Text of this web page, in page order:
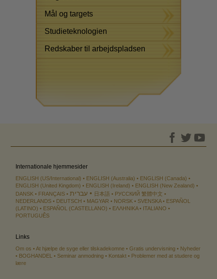
Mål og targets
Studieteknologien
Redskaber til arbejdspladsen
Internationale hjemmesider
ENGLISH (US/International) ENGLISH (Australia)
ENGLISH (Canada)
ENGLISH (United Kingdom)
ENGLISH (Ireland)
ENGLISH (New Zealand)
DANSK
FRANÇAIS עברית 日本語 РУССКИЙ 繁體中文
NEDERLANDS
DEUTSCH MAGYAR NORSK SVENSKA
ESPAÑOL
(LATINO)
ESPAÑOL (CASTELLANO) ΕΛΛΗΝΙΚA
ITALIANO
PORTUGUÊS
Links
Om os At hjælpe de syge eller tilskadekomne Gratis undervisning
Nyheder
BOGHANDEL
Seminar anmodning Kontakt
Problemer med at studere og
lære